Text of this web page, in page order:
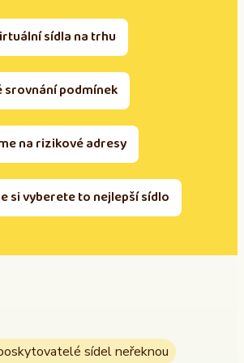
sídla na trhu
srovnání podmínek
na rizikové adresy
si vyberete to nejlepší sídlo
sídel neřeknou